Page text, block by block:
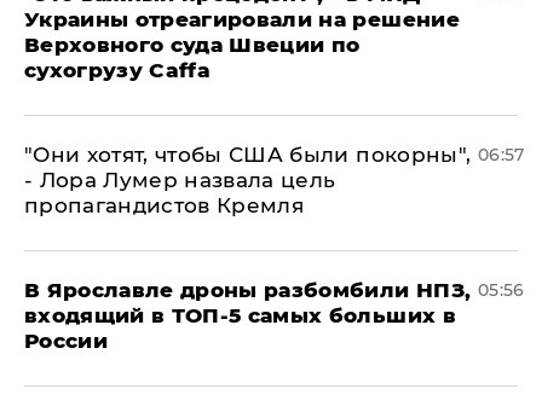
Украины отреагировали на решение
Верховного суда Швеции по
сухогрузу Caffa
"Они хотят, чтобы США были покорны",
- Лора Лумер назвала цель
пропагандистов Кремля
06:57
В Ярославле дроны разбомбили НПЗ,
входящий в ТОП-5 самых больших в
России
05:56